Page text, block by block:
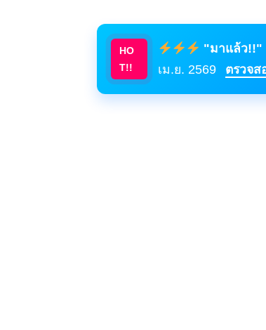
HO
T!!
"มาแล้ว!!"
เม.ย. 2569
ตรวจ